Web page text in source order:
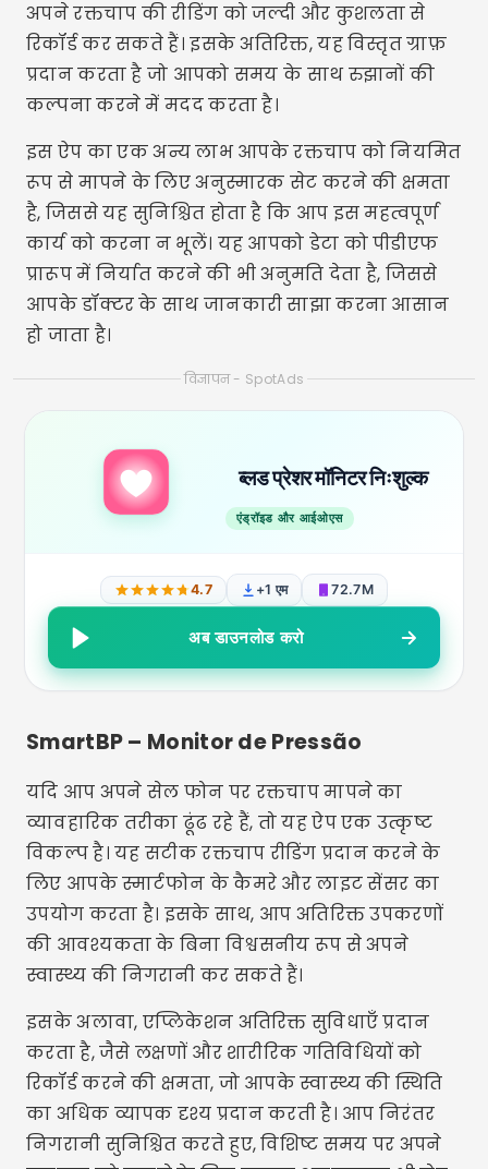
अपने रक्तचाप की रीडिंग को जल्दी और कुशलता से
रिकॉर्ड कर सकते हैं। इसके अतिरिक्त, यह विस्तृत ग्राफ़
प्रदान करता है जो आपको समय के साथ रुझानों की
कल्पना करने में मदद करता है।
इस ऐप का एक अन्य लाभ आपके रक्तचाप को नियमित
रूप से मापने के लिए अनुस्मारक सेट करने की क्षमता
है, जिससे यह सुनिश्चित होता है कि आप इस महत्वपूर्ण
कार्य को करना न भूलें। यह आपको डेटा को पीडीएफ
प्रारूप में निर्यात करने की भी अनुमति देता है, जिससे
आपके डॉक्टर के साथ जानकारी साझा करना आसान
हो जाता है।
विज्ञापन - SpotAds
ब्लड प्रेशर मॉनिटर निःशुल्क
एंड्रॉइड और आईओएस
4.7 +1 एम 72.7M
अब डाउनलोड करो
SmartBP – Monitor de Pressão
यदि आप अपने सेल फोन पर रक्तचाप मापने का
व्यावहारिक तरीका ढूंढ रहे हैं, तो यह ऐप एक उत्कृष्ट
विकल्प है। यह सटीक रक्तचाप रीडिंग प्रदान करने के
लिए आपके स्मार्टफोन के कैमरे और लाइट सेंसर का
उपयोग करता है। इसके साथ, आप अतिरिक्त उपकरणों
की आवश्यकता के बिना विश्वसनीय रूप से अपने
स्वास्थ्य की निगरानी कर सकते हैं।
इसके अलावा, एप्लिकेशन अतिरिक्त सुविधाएँ प्रदान
करता है, जैसे लक्षणों और शारीरिक गतिविधियों को
रिकॉर्ड करने की क्षमता, जो आपके स्वास्थ्य की स्थिति
का अधिक व्यापक दृश्य प्रदान करती है। आप निरंतर
निगरानी सुनिश्चित करते हुए, विशिष्ट समय पर अपने